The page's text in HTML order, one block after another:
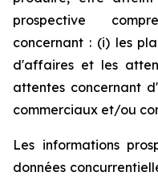
prospective
concernant : (i) les
d'affaires et les
attentes concernant
commerciaux et/ou
Les informations
données